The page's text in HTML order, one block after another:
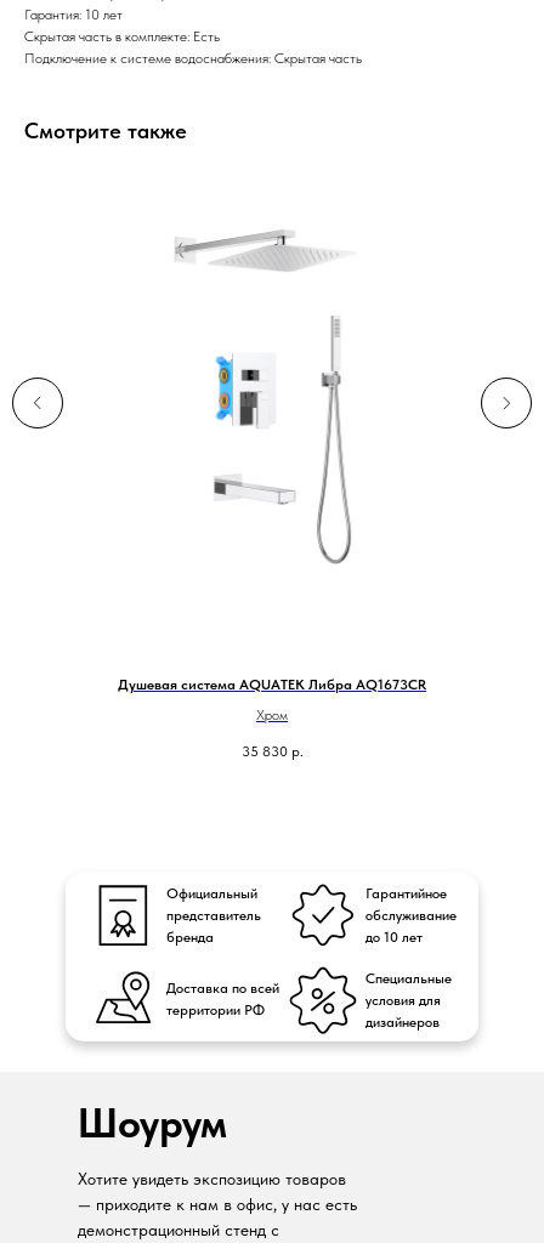
Гарантия: 10 лет
Скрытая часть в комплекте: Есть
Подключение к системе водоснабжения: Скрытая часть
Смотрите также
Душевая система AQUATEK Либра AQ1673CR
Хром
35 830 р.
Официальный
представитель
бренда
Доставка по всей
территории РФ
Гарантийное
обслуживание
до 10 лет
Специальные
условия для
дизайнеров
Шоурум
Хотите увидеть экспозицию товаров
— приходите к нам в офис, у нас есть
демонстрационный стенд с